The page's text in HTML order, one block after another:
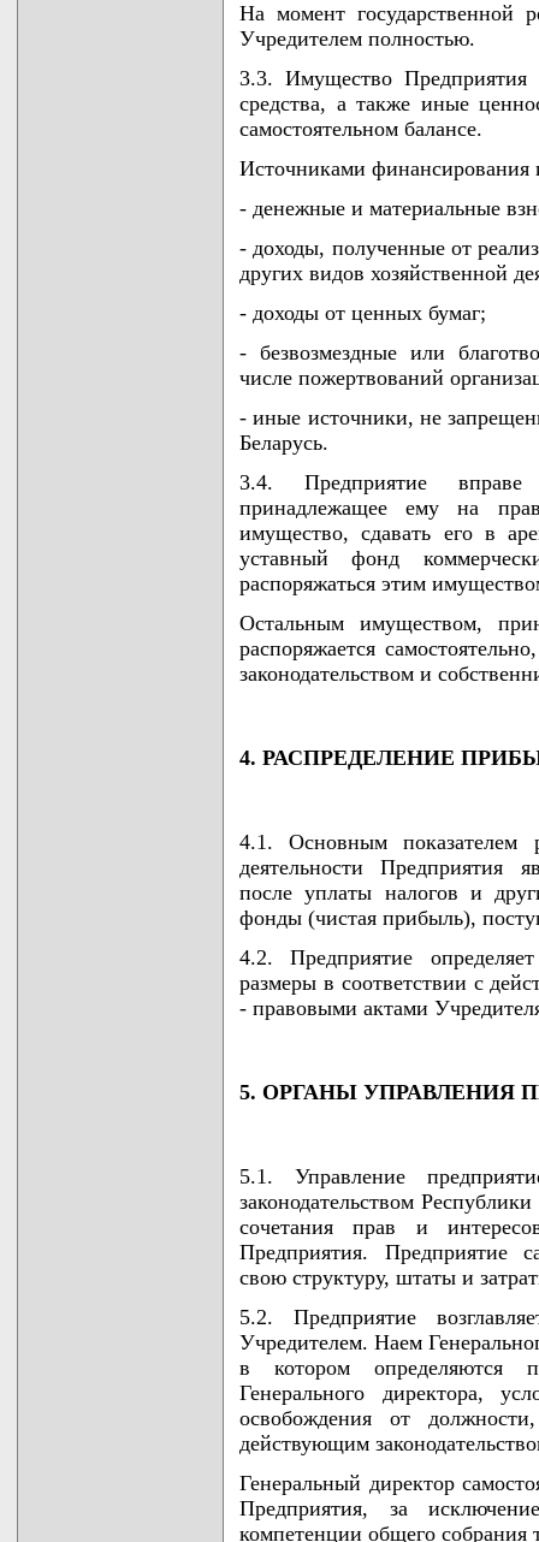
На момент государственной
Учредителем полностью.
3.3. Имущество Предприятия
средства, а также иные
самостоятельном балансе.
Источниками финансирования
- денежные и материальные
- доходы, полученные от
других видов хозяйственной
- доходы от ценных бумаг;
- безвозмездные или
числе пожертвований
- иные источники, не
Беларусь.
3.4. Предприятие вправе
принадлежащее ему на
имущество, сдавать его в
уставный фонд
распоряжаться этим
Остальным имуществом,
распоряжается
законодательством и
4. РАСПРЕДЕЛЕНИЕ
4.1. Основным показателем
деятельности Предприятия
после уплаты налогов и
фонды (чистая прибыль),
4.2. Предприятие
размеры в соответствии с
- правовыми актами
5. ОРГАНЫ УПРАВЛЕНИЯ
5.1. Управление
законодательством
сочетания прав и
Предприятия. Предприятие
свою структуру, штаты и
5.2. Предприятие
Учредителем. Наем
в котором определяются
Генерального директора,
освобождения от
действующим
Генеральный директор
Предприятия, за
компетенции общего собрания